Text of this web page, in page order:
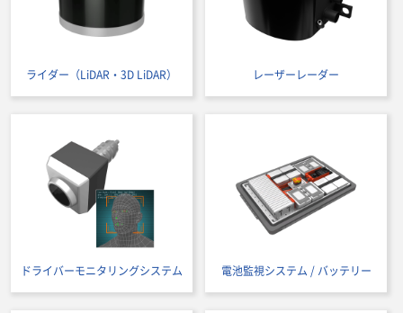
ライダー（LiDAR・3D LiDAR） レーザーレーダー
ドライバーモニタリングシステム 電池監視システム / バッテリー